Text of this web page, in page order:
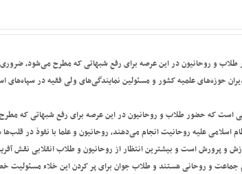
و روحانیون در این عرصه برای رفع شبهاتی که مطرح می‌شود،
حوزه‌های علمیه کشور و مسئولین نمایندگی‌های ولی فقیه در
است که حضور طلاب و روحانیون در این عرصه برای رفع شبهاتی که
علیه روحانیت انجام می‌دهند، روحانیون و علما با نفوذ در
و پرورش است و بیشترین انتظار از روحانیون و طلاب انقلابی نقش
و روحانی هستند و طلاب جوان برای پر کردن این خلاء مسئولیت